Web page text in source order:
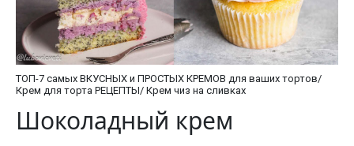
ТОП-7 самых ВКУСНЫХ и ПРОСТЫХ КРЕМОВ для ваших тортов/
Крем для торта РЕЦЕПТЫ/ Крем чиз на сливках
Шоколадный крем